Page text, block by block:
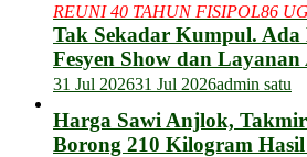
REUNI 40 TAHUN FISIPOL86
Tak Sekadar Kumpul.
Fesyen Show dan
31 Jul 202631 Jul 2026admin satu
Harga Sawi Anjlok,
Borong 210 Kilogram